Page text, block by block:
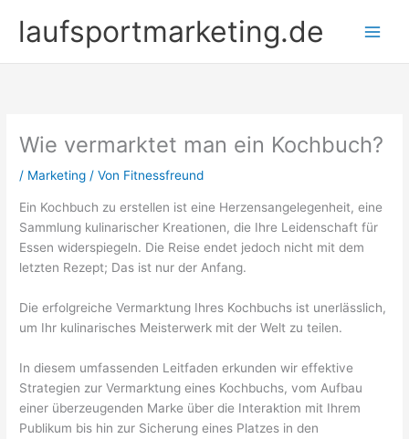
Inhaltlaufsportmarketing.de
Wie vermarktet man ein Kochbuch?
/ Marketing / Von Fitnessfreund
Ein Kochbuch zu erstellen ist eine Herzensangelegenheit, eine
Sammlung kulinarischer Kreationen, die Ihre Leidenschaft für
Essen widerspiegeln. Die Reise endet jedoch nicht mit dem
letzten Rezept; Das ist nur der Anfang.
Die erfolgreiche Vermarktung Ihres Kochbuchs ist unerlässlich,
um Ihr kulinarisches Meisterwerk mit der Welt zu teilen.
In diesem umfassenden Leitfaden erkunden wir effektive
Strategien zur Vermarktung eines Kochbuchs, vom Aufbau
einer überzeugenden Marke über die Interaktion mit Ihrem
Publikum bis hin zur Sicherung eines Platzes in den